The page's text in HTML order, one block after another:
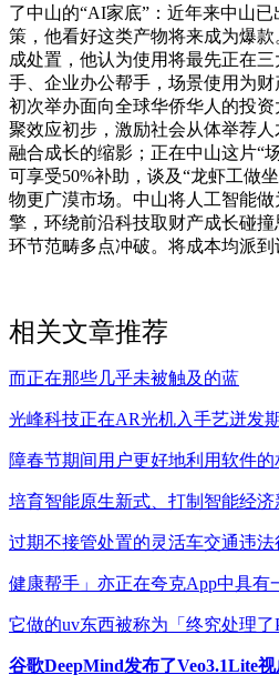
了中山的“AI家底”：近年来中山已
策，他看好这类产物将来成为爆
成处置，他认为使用将最先正在
手、企业办公帮手，场景使用为
初次举办面向全球华侨华人的投
聚效应初步，激励社会从体举荐
融合成长的缩影；正在中山这片“
可享受50%补助，谈及“龙虾工做
物更广漠市场。中山将人工智能做
擎，环绕前沿科技取财产成长碰
环节范畴多点冲破。将成本均派到
相关文章推荐
而正在那些几乎未被触及的蓝
光峰科技正在AR光机入手艺迸发期
障春节期间用户更好地利用软件的
培育智能原生新式、打制智能经济
过期不接管处置的灵活车交通违法
健康帮手」亦正在夸克App中具有
它做的uv东西被称为「终究处理了
谷歌DeepMind发布了Veo3.1Lite